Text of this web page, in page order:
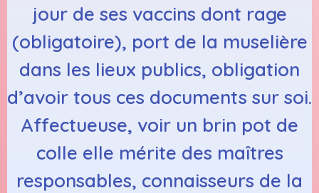
jour de ses vaccins dont rage
(obligatoire), port de la muselière
dans les lieux publics, obligation
d’avoir tous ces documents sur soi.
Affectueuse, voir un brin pot de
colle elle mérite des maîtres
responsables, connaisseurs de la